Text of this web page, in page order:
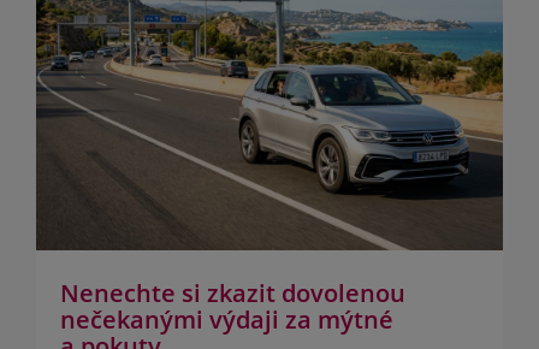
Nenechte si zkazit dovolenou
nečekanými výdaji za mýtné